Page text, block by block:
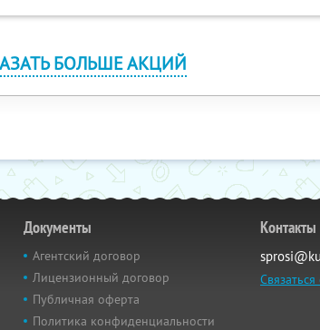
БОЛЬШЕ АКЦИЙ
Документы
Агентский договор
Лицензионный договор
Публичная оферта
Политика конфиденциальности
Контакты